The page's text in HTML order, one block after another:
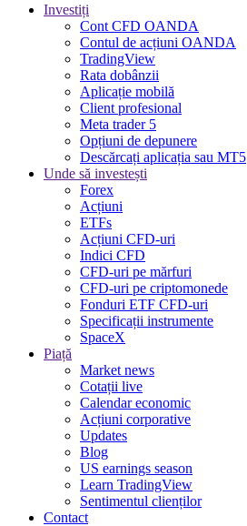
Investiți
Cont CFD OANDA
Contul de acțiuni OANDA
TradingView
Rata dobânzii
Aplicație mobilă
Client profesional
Meta trader 5
Opțiuni de depunere
Descărcați aplicația sau MT5
Unde să investești
Forex
Acțiuni
ETFs
Acțiuni CFD-uri
Indici CFD
CFD-uri pe mărfuri
CFD-uri pe criptomonede
Fonduri ETF CFD-uri
Specificații instrumente
SpaceX
Piață
Market news
Cotații live
Calendar economic
Acțiuni corporative
Updates
Blog
US earnings season
Learn TradingView
Sentimentul clienților
Contact